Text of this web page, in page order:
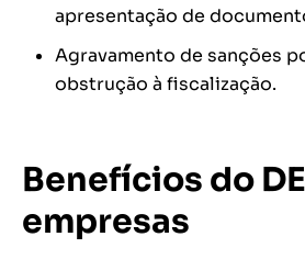
apresentação de
Agravamento de sanções
obstrução à fiscalização.
Benefícios do
empresas